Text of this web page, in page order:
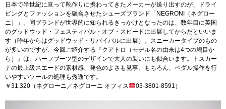
日本で半世紀に亘って靴作りに携わってきたメーカーが送り出すのが、ドライ
ビングとファッションを融合させたシューズブランド「NEGRONI（ネグロー
ニ）」。同ブランドが世界的に知られるきっかけとなったのは、数年目に英国
のグッドウッド・フェスティバル・オブ・スピードに出展してからだといいま
す（昨年からはグッドウッド・リバイバルに出展）。スニーカータイプのもの
が多いのですが、今回ご紹介する『クアトロ（モデル名の由来は4つの鳩目か
ら）』は、ハーフブーツ型のデザインで大人の装いにも似合います。トスカー
ナの最上級スエードの素材感、発色のよさも見事。もちろん、ペダル操作を行
いやすいソールの処理も秀逸です。
￥31,320（ネグローニ／ネグローニ オフィス
03-3801-8591）